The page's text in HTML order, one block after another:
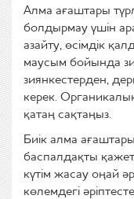
Алма ағаштары
болдырмау үшін
азайту, өсімдік
маусым бойында
зиянкестерден,
керек .
қатаң сақтаңыз.
Биік алма
баспалдақты
күтім жасау оңай
көлемдегі